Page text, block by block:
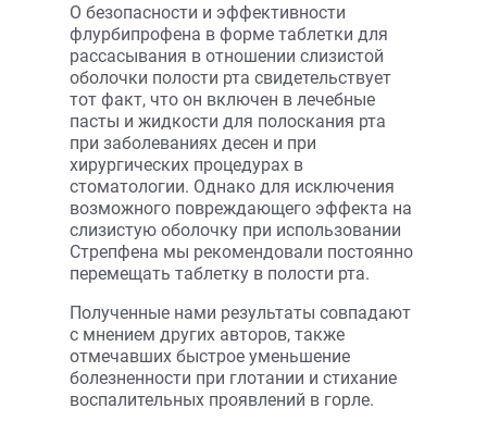
О безопасности и эффективности
флурбипрофена в форме таблетки для
рассасывания в отношении слизистой
оболочки полости рта свидетельствует
тот факт, что он включен в лечебные
пасты и жидкости для полоскания рта
при заболеваниях десен и при
хирургических процедурах в
стоматологии. Однако для исключения
возможного повреждающего эффекта на
слизистую оболочку при использовании
Стрепфена мы рекомендовали постоянно
перемещать таблетку в полости рта.
Полученные нами результаты совпадают
с мнением других авторов, также
отмечавших быстрое уменьшение
болезненности при глотании и стихание
воспалительных проявлений в горле.